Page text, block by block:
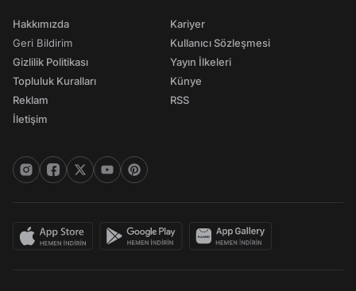
Hakkımızda
Geri Bildirim
Gizlilik Politikası
Topluluk Kuralları
Reklam
İletişim
Kariyer
Kullanıcı Sözleşmesi
Yayın İlkeleri
Künye
RSS